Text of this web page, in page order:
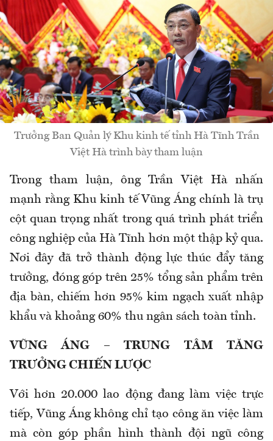
Trưởng Ban Quản lý Khu kinh tế tỉnh Hà Tĩnh Trần
Việt Hà trình bày tham luận
Trong tham luận, ông Trần Việt Hà nhấn
mạnh rằng Khu kinh tế Vũng Áng chính là trụ
cột quan trọng nhất trong quá trình phát triển
công nghiệp của Hà Tĩnh hơn một thập kỷ qua.
Nơi đây đã trở thành động lực thúc đẩy tăng
trưởng, đóng góp trên 25% tổng sản phẩm trên
địa bàn, chiếm hơn 95% kim ngạch xuất nhập
khẩu và khoảng 60% thu ngân sách toàn tỉnh.
VŨNG ÁNG – TRUNG TÂM TĂNG
TRƯỞNG CHIẾN LƯỢC
Với hơn 20.000 lao động đang làm việc trực
tiếp, Vũng Áng không chỉ tạo công ăn việc làm
mà còn góp phần hình thành đội ngũ công